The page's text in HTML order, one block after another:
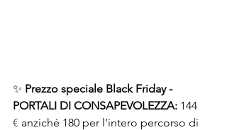
✨ Prezzo speciale Black Friday -
PORTALI DI CONSAPEVOLEZZA: 144
€ anziché 180 per l’intero percorso di